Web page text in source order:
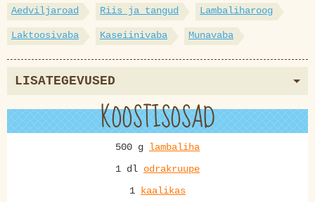
Aedviljaroad Riis ja tangud Lambaliharoog
Laktoosivaba Kaseiinivaba Munavaba
LISATEGEVUSED
KOOSTISOSAD
500 g lambaliha
1 dl odrakruupe
1
kaalikas